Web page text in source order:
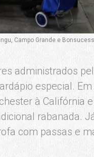
Campo Grande e
administrados
especial. Em
à Califórnia
rabanada.
com passas e